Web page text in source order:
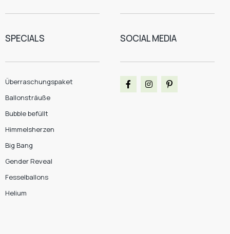
SPECIALS
Überraschungspaket
Ballonsträuße
Bubble befüllt
Himmelsherzen
Big Bang
Gender Reveal
Fesselballons
Helium
SOCIAL MEDIA